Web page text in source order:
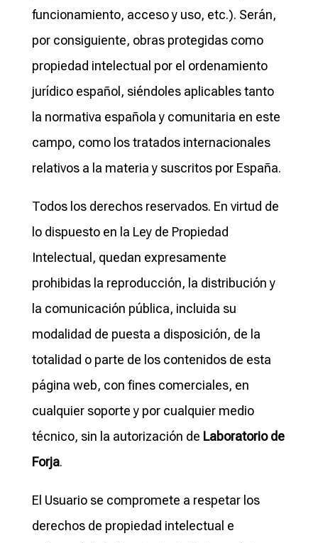
funcionamiento, acceso y uso, etc.). Serán,
por consiguiente, obras protegidas como
propiedad intelectual por el ordenamiento
jurídico español, siéndoles aplicables tanto
la normativa española y comunitaria en este
campo, como los tratados internacionales
relativos a la materia y suscritos por España.
Todos los derechos reservados. En virtud de
lo dispuesto en la Ley de Propiedad
Intelectual, quedan expresamente
prohibidas la reproducción, la distribución y
la comunicación pública, incluida su
modalidad de puesta a disposición, de la
totalidad o parte de los contenidos de esta
página web, con fines comerciales, en
cualquier soporte y por cualquier medio
técnico, sin la autorización de Laboratorio de
Forja.
El Usuario se compromete a respetar los
derechos de propiedad intelectual e